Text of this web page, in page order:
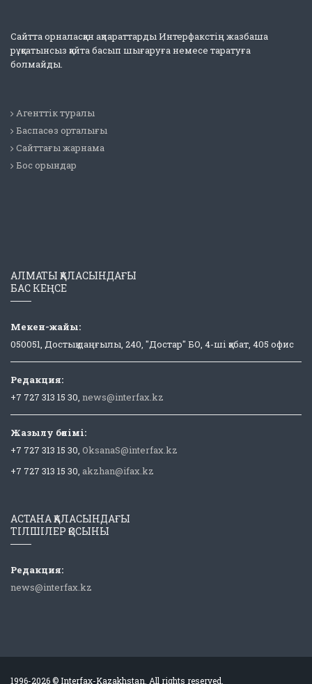
Сайтта орналасқан ақпараттарды Интерфакстің жазбаша
рұқсатынсыз қайта басып шығаруға немесе таратуға
болмайды.
Агенттік туралы
Баспасөз орталығы
Сайттағы жарнама
Бос орындар
АЛМАТЫ ҚАЛАСЫНДАҒЫ
БАС КЕҢСЕ
Мекен-жайы:
050051, Достық даңғылы, 240, "Достар" БО, 4-ші қабат, 405 офис
Редакция:
+7 727 313 15 30, news@interfax.kz
Жазылу бөлімі:
+7 727 313 15 30, OksanaS@interfax.kz
+7 727 313 15 30, akzhan@ifax.kz
АСТАНА ҚАЛАСЫНДАҒЫ
ТІЛШІЛЕР ҚОСЫНЫ
Редакция:
news@interfax.kz
1996-2026 © Interfax-Kazakhstan. All rights reserved.